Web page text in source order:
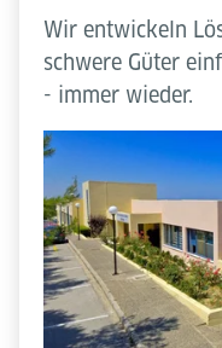
Wir entwickeln
schwere Güter
- immer wieder.